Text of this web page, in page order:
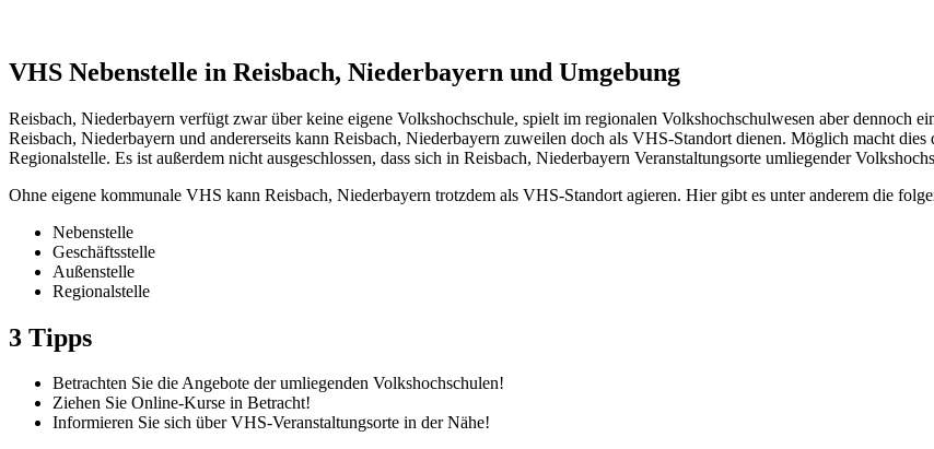
VHS Nebenstelle in Reisbach, Niederbayern und Umgebung
Reisbach, Niederbayern verfügt zwar über keine eigene Volkshochschule, spielt im regionalen Volkshochschulwesen aber dennoch
Reisbach, Niederbayern und andererseits kann Reisbach, Niederbayern zuweilen doch als VHS-Standort dienen. Möglich macht
Regionalstelle. Es ist außerdem nicht ausgeschlossen, dass sich in Reisbach, Niederbayern Veranstaltungsorte umliegender
Ohne eigene kommunale VHS kann Reisbach, Niederbayern trotzdem als VHS-Standort agieren. Hier gibt es unter anderem die
Nebenstelle
Geschäftsstelle
Außenstelle
Regionalstelle
3 Tipps
Betrachten Sie die Angebote der umliegenden Volkshochschulen!
Ziehen Sie Online-Kurse in Betracht!
Informieren Sie sich über VHS-Veranstaltungsorte in der Nähe!